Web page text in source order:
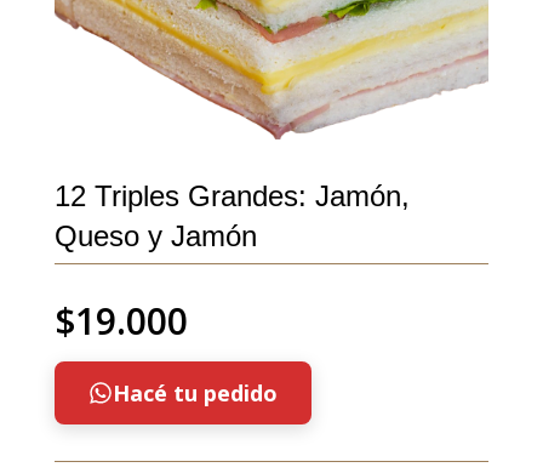
12 Triples Grandes: Jamón,
Queso y Jamón
$19.000
Hacé tu pedido